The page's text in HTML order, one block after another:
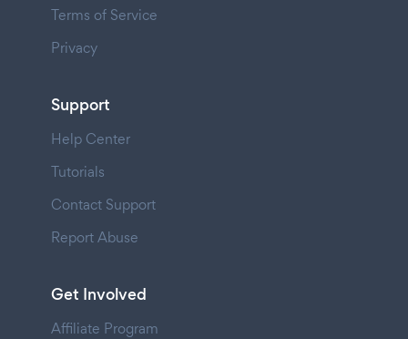
Terms of Service
Privacy
Support
Help Center
Tutorials
Contact Support
Report Abuse
Get Involved
Affiliate Program